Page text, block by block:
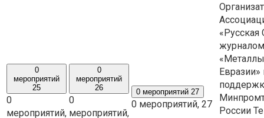
0
мероприятий
25
0
мероприятий,
0
мероприятий
26
0
мероприятий,
0 мероприятий 27
0 мероприятий, 27
«Русская
журналом
«Металлы
Евразии»
России